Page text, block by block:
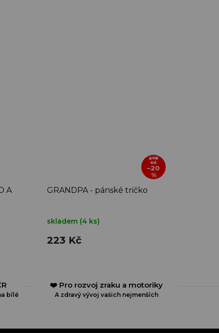
A
279
Kč
–20
%
GRANDPA - pánské tričko
skladem (4 ks)
223 Kč
bílé
❤️ Pro rozvoj zraku a motoriky
A zdravý vývoj vašich nejmenších